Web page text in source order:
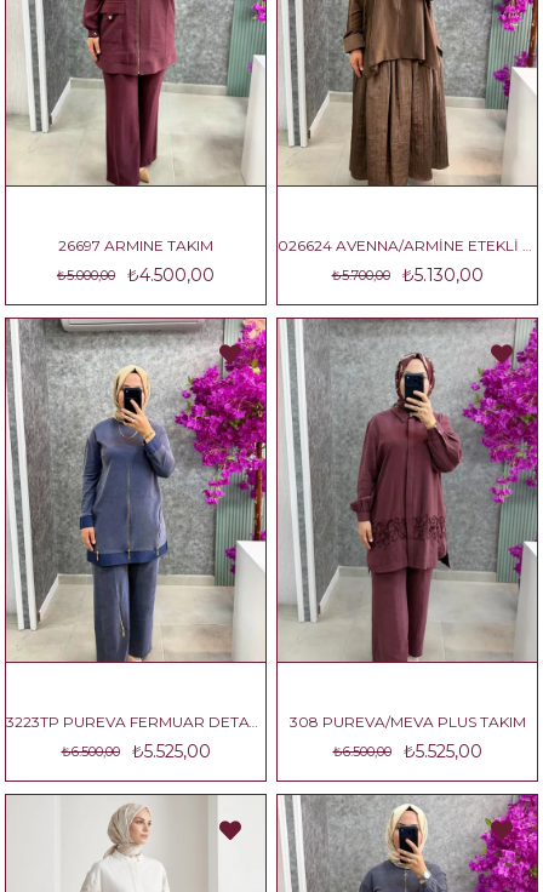
26697 ARMINE TAKIM
₺4.500,00
₺5.000,00 ₺5.130,00
₺5.700,00
₺5.525,00
₺6.500,00
308 PUREVA/MEVA PLUS TAKIM
₺5.525,00
₺6.500,00